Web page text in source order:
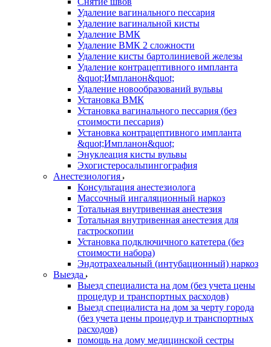
Удаление вагинального пессария
Удаление вагинальной кисты
Удаление ВМК
Удаление ВМК 2 сложности
Удаление кисты бартолиниевой железы
Удаление контрацептивного импланта
&quot;Импланон&quot;
Удаление новообразований вульвы
Установка ВМК
Установка вагинального пессария (без
стоимости пессария)
Установка контрацептивного импланта
&quot;Импланон&quot;
Энуклеация кисты вульвы
Эхогистеросальпингография
Анестезиология
Консультация анестезиолога
Массочный ингаляционный наркоз
Тотальная внутривенная анестезия
Тотальная внутривенная анестезия для
гастроскопии
Установка подключичного катетера (без
стоимости набора)
Эндотрахеальный (интубационный) наркоз
Выезда
Выезд специалиста на дом (без учета цены
процедур и транспортных расходов)
Выезд специалиста на дом за черту города
(без учета цены процедур и транспортных
расходов)
помощь на дому медицинской сестры